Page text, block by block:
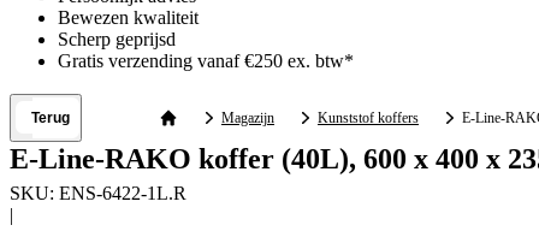
Bewezen kwaliteit
Scherp geprijsd
Gratis verzending vanaf €250 ex. btw*
Terug Magazijn Kunststof koffers E-Line-
E-Line-RAKO koffer (40L), 600 x 400 x
SKU: ENS-6422-1L.R
|